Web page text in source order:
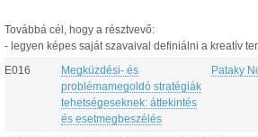
Továbbá cél, hogy a résztvevő:
- legyen képes saját szavaival definiálni a kreatív
E016
Megküzdési- és
problémamegoldó stratégiák
tehetségeseknek: áttekintés
és esetmegbeszélés
Pataky